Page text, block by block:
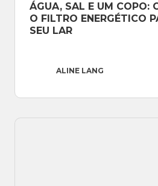
ÁGUA, SAL E UM COPO:
O FILTRO ENERGÉTICO
SEU LAR
ALINE LANG